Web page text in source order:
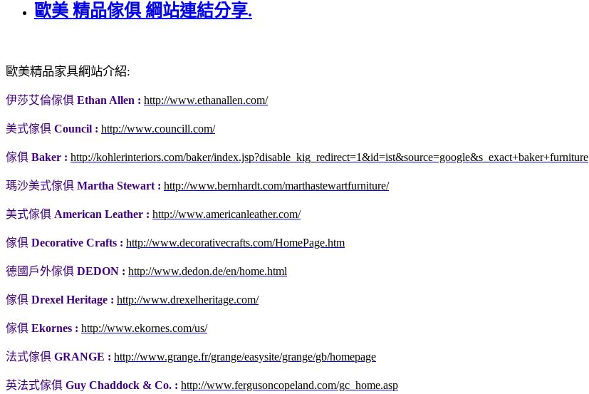
歐美 精品傢俱 綱站連結分享.
歐美精品家具綱站介紹:
伊莎艾倫傢俱 Ethan Allen : http://www.ethanallen.com/
美式傢俱 Council : http://www.councill.com/
傢俱 Baker : http://kohlerinteriors.com/baker/index.jsp?disable_kig_redirect=1&id=ist&source=google&s_exact+baker+furniture
瑪沙美式傢俱 Martha Stewart : http://www.bernhardt.com/marthastewartfurniture/
美式傢俱 American Leather : http://www.americanleather.com/
傢俱 Decorative Crafts : http://www.decorativecrafts.com/HomePage.htm
德國戶外傢俱 DEDON : http://www.dedon.de/en/home.html
傢俱 Drexel Heritage : http://www.drexelheritage.com/
傢俱 Ekornes : http://www.ekornes.com/us/
法式傢俱 GRANGE : http://www.grange.fr/grange/easysite/grange/gb/homepage
英法式傢俱 Guy Chaddock & Co. : http://www.fergusoncopeland.com/gc_home.asp